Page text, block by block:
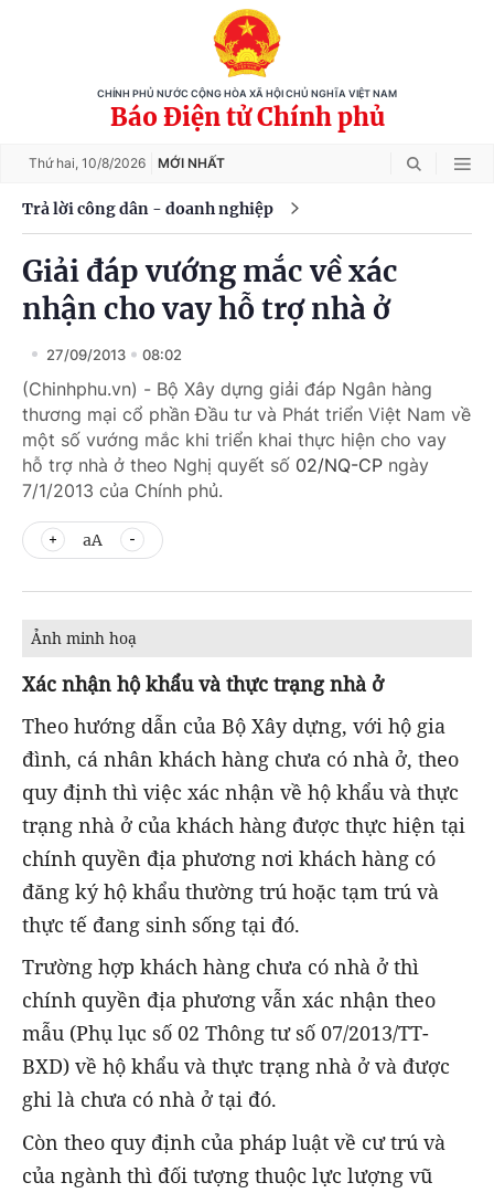
CHÍNH PHỦ NƯỚC CỘNG HÒA XÃ HỘI CHỦ NGHĨA VIỆT NAM
Báo Điện tử Chính phủ
Thứ hai, 10/8/2026 MỚI NHẤT
Trả lời công dân - doanh nghiệp
Giải đáp vướng mắc về xác
nhận cho vay hỗ trợ nhà ở
27/09/2013 08:02
(Chinhphu.vn) - Bộ Xây dựng giải đáp Ngân hàng
thương mại cổ phần Đầu tư và Phát triển Việt Nam về
một số vướng mắc khi triển khai thực hiện cho vay
hỗ trợ nhà ở theo Nghị quyết số 02/NQ-CP ngày
7/1/2013 của Chính phủ.
aA
Ảnh minh hoạ
Xác nhận hộ khẩu và thực trạng nhà ở
Theo hướng dẫn của Bộ Xây dựng, với hộ gia
đình, cá nhân khách hàng chưa có nhà ở, theo
quy định thì việc xác nhận về hộ khẩu và thực
trạng nhà ở của khách hàng được thực hiện tại
chính quyền địa phương nơi khách hàng có
đăng ký hộ khẩu thường trú hoặc tạm trú và
thực tế đang sinh sống tại đó.
Trường hợp khách hàng chưa có nhà ở thì
chính quyền địa phương vẫn xác nhận theo
mẫu (Phụ lục số 02 Thông tư số 07/2013/TT-
BXD) về hộ khẩu và thực trạng nhà ở và được
ghi là chưa có nhà ở tại đó.
Còn theo quy định của pháp luật về cư trú và
của ngành thì đối tượng thuộc lực lượng vũ